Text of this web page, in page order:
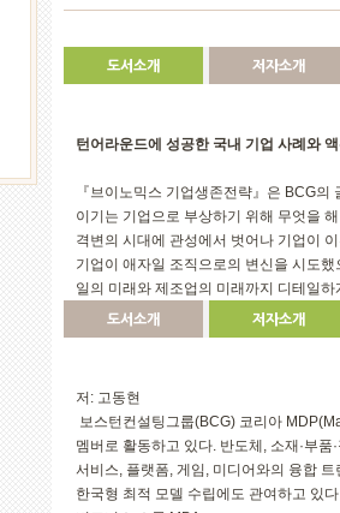
도서소개 저자소개
턴어라운드에 성공한 국내 기업 사례와
『브이노믹스 기업생존전략』은 BCG
이기는 기업으로 부상하기 위해 무엇을
격변의 시대에 관성에서 벗어나 기업이
기업이 애자일 조직으로의 변신을 시도
일의 미래와 제조업의 미래까지 디테일
도서소개 저자소개
저: 고동현
보스턴컨설팅그룹(BCG) 코리아
멤버로 활동하고 있다. 반도체, 소재·부
서비스, 플랫폼, 게임, 미디어와의 융합
한국형 최적 모델 수립에도 관여하고 있